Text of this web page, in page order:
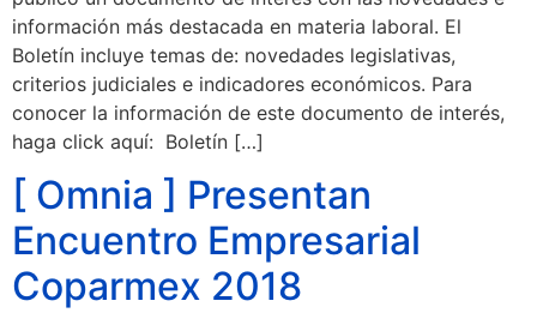
información más destacada en materia laboral. El
Boletín incluye temas de: novedades legislativas,
criterios judiciales e indicadores económicos. Para
conocer la información de este documento de interés,
haga click aquí: Boletín […]
[ Omnia ] Presentan
Encuentro Empresarial
Coparmex 2018